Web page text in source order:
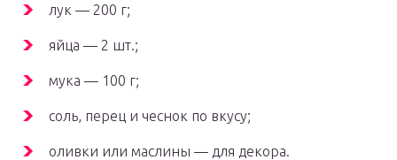
лук — 200 г;
яйца — 2 шт.;
мука — 100 г;
соль, перец и чеснок по вкусу;
оливки или маслины — для декора.